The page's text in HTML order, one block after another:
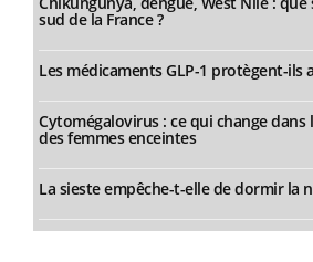
sud de la France ?
Les médicaments GLP-1 protègent-ils
Cytomégalovirus : ce qui change dans
des femmes enceintes
La sieste empêche-t-elle de dormir la